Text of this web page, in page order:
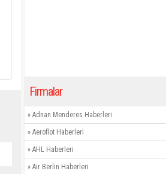
Firmalar
» Adnan Menderes Haberleri
» Aeroflot Haberleri
» AHL Haberleri
» Air Berlin Haberleri